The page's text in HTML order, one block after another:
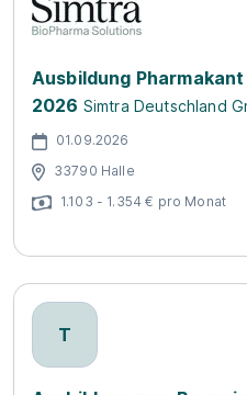
Ausbildung
2026 Simtra Deutschland
01.09.2026
33790 Halle
1.103 - 1.354 € pro Monat
T